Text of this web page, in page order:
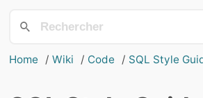
Home Wiki Code SQL Style